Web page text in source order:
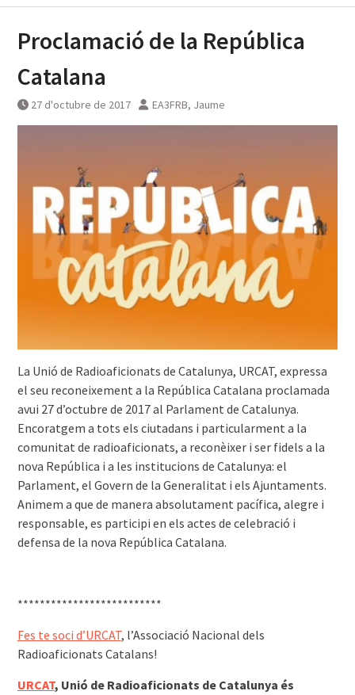
Proclamació de la República
Catalana
27 d'octubre de 2017 EA3FRB, Jaume
La Unió de Radioaficionats de Catalunya, URCAT, expressa
el seu reconeixement a la República Catalana proclamada
avui 27 d’octubre de 2017 al Parlament de Catalunya.
Encoratgem a tots els ciutadans i particularment a la
comunitat de radioaficionats, a reconèixer i ser fidels a la
nova República i a les institucions de Catalunya: el
Parlament, el Govern de la Generalitat i els Ajuntaments.
Animem a que de manera absolutament pacífica, alegre i
responsable, es participi en els actes de celebració i
defensa de la nova República Catalana.
**************************
Fes te soci d’URCAT, l’Associació Nacional dels
Radioaficionats Catalans!
URCAT, Unió de Radioaficionats de Catalunya és